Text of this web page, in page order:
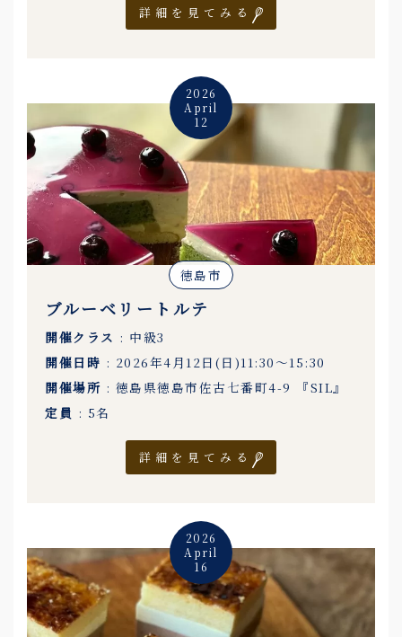
詳細を見てみる
2026
April
12
徳島市
ブルーベリートルテ
開催クラス : 中級3
開催日時 : 2026年4月12日(日)11:30〜15:30
開催場所 : 徳島県徳島市佐古七番町4-9 『SIL』
定員 : 5名
詳細を見てみる
2026
April
16